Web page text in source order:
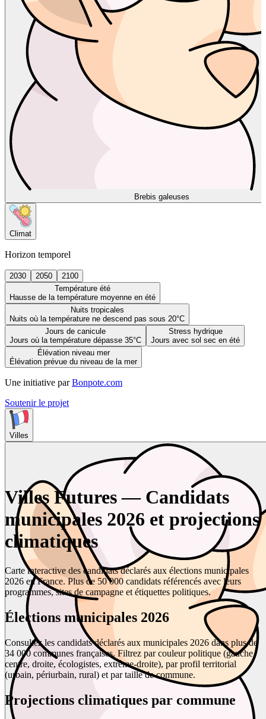
Brebis galeuses
Climat
Horizon temporel
2030 2050
2100
Température été
Hausse de la température moyenne en été
Nuits tropicales
Nuits où la température ne descend pas sous 20°C
Jours de canicule
Jours où la température dépasse 35°C
Stress hydrique
Jours avec sol sec en été
Élévation niveau mer
Élévation prévue du niveau de la mer
Une initiative par Bonpote.com
Soutenir le projet
Villes
Villes Futures — Candidats
municipales 2026 et projections
climatiques
Carte interactive des candidats déclarés aux élections municipales
2026 en France. Plus de 50 000 candidats référencés avec leurs
programmes, sites de campagne et étiquettes politiques.
Élections municipales 2026
Consultez les candidats déclarés aux municipales 2026 dans plus de
34 000 communes françaises. Filtrez par couleur politique (gauche,
centre, droite, écologistes, extrême-droite), par profil territorial
(urbain, périurbain, rural) et par taille de commune.
Projections climatiques par commune